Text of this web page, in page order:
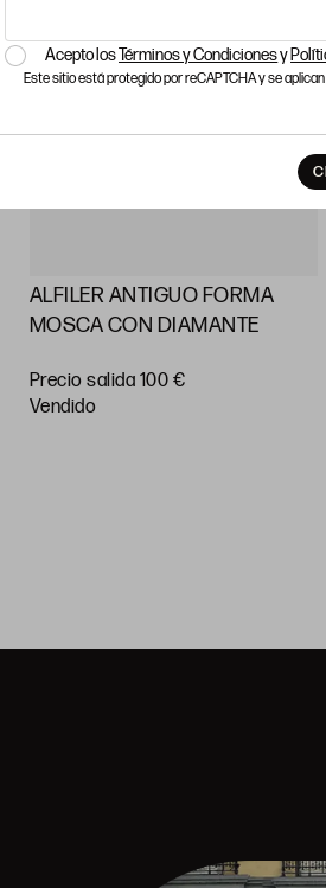
Acepto losTérminos y Condicionesy
Este sitio está protegido por reCAPTCHA y se
ALFILER ANTIGUO FORMA
MOSCA CON DIAMANTE
Precio salida 100 €
vendido